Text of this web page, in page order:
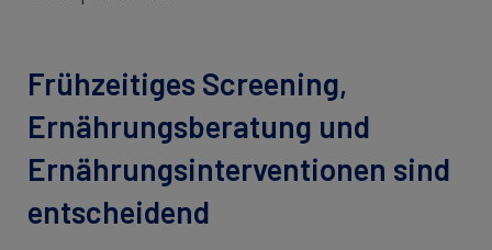
Frühzeitiges Screening,
Ernährungsberatung und
Ernährungsinterventionen sind
entscheidend